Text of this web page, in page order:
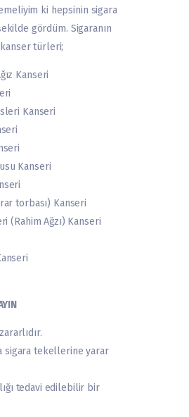
ki hepsinin sigara
gördüm. Sigaranın
türleri;
Kanseri
Kanseri
Kanseri
torbası) Kanseri
(Rahim Ağzı) Kanseri
sigara tekellerine yarar
tedavi edilebilir bir